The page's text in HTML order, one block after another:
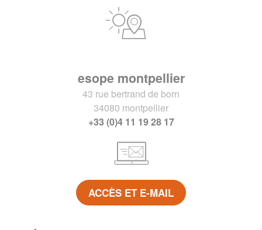
esope montpellier
43 rue bertrand de born
34080 montpellier
+33 (0)4 11 19 28 17
ACCÈS ET E-MAIL